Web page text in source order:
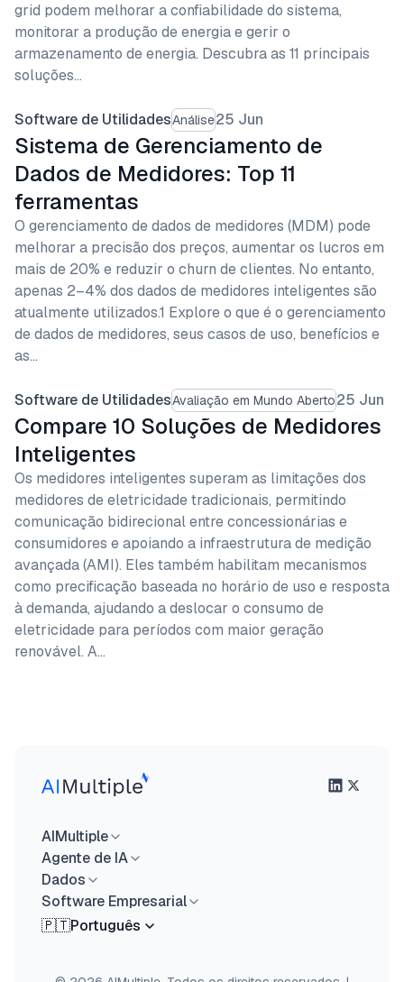
grid podem melhorar a confiabilidade do sistema,
monitorar a produção de energia e gerir o
armazenamento de energia. Descubra as 11 principais
soluções…
Software de UtilidadesAnálise25 Jun
Sistema de Gerenciamento de
Dados de Medidores: Top 11
ferramentas
O gerenciamento de dados de medidores (MDM) pode
melhorar a precisão dos preços, aumentar os lucros em
mais de 20% e reduzir o churn de clientes. No entanto,
apenas 2–4% dos dados de medidores inteligentes são
atualmente utilizados.1 Explore o que é o gerenciamento
de dados de medidores, seus casos de uso, benefícios e
as…
Software de UtilidadesAvaliação em Mundo Aberto25 Jun
Compare 10 Soluções de Medidores
Inteligentes
Os medidores inteligentes superam as limitações dos
medidores de eletricidade tradicionais, permitindo
comunicação bidirecional entre concessionárias e
consumidores e apoiando a infraestrutura de medição
avançada (AMI). Eles também habilitam mecanismos
como precificação baseada no horário de uso e resposta
à demanda, ajudando a deslocar o consumo de
eletricidade para períodos com maior geração
renovável. A…
AIMultiple
Agente de IA
Dados
Software Empresarial
🇵🇹Português